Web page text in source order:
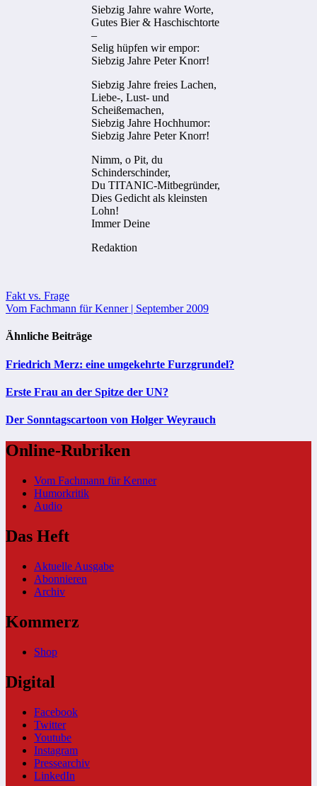
Siebzig Jahre wahre Worte,
Gutes Bier & Haschischtorte
–
Selig hüpfen wir empor:
Siebzig Jahre Peter Knorr!
Siebzig Jahre freies Lachen,
Liebe-, Lust- und
Scheißemachen,
Siebzig Jahre Hochhumor:
Siebzig Jahre Peter Knorr!
Nimm, o Pit, du
Schinderschinder,
Du TITANIC-Mitbegründer,
Dies Gedicht als kleinsten
Lohn!
Immer Deine
Redaktion
Beitragsnavigation
Fakt vs. Frage
Vom Fachmann für Kenner | September 2009
Ähnliche Beiträge
Friedrich Merz: eine umgekehrte Furzgrundel?
Erste Frau an der Spitze der UN?
Der Sonntagscartoon von Holger Weyrauch
Online-Rubriken
Vom Fachmann für Kenner
Humorkritik
Audio
Das Heft
Aktuelle Ausgabe
Abonnieren
Archiv
Kommerz
Shop
Digital
Facebook
Twitter
Youtube
Instagram
Pressearchiv
LinkedIn